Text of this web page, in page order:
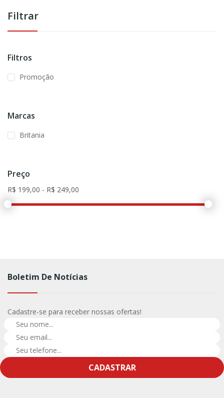
Filtrar
Filtros
Promoção
Marcas
Britania
Preço
Boletim De Notícias
Cadastre-se para receber nossas ofertas!
CADASTRAR